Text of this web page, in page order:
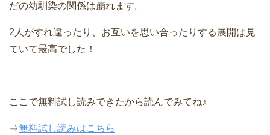
だの幼馴染の関係は崩れます。
2人がすれ違ったり、お互いを思い合ったりする展開は見
ていて最高でした！
ここで無料試し読みできたから読んでみてね♪
⇒無料試し読みはこちら